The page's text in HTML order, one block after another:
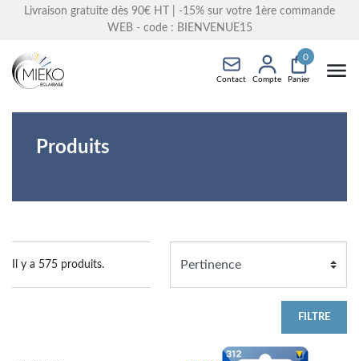
Livraison gratuite dès 90€ HT
| -15% sur votre 1ère commande
WEB - code : BIENVENUE15
Contact Compte Panier
0
Produits
Il y a 575 produits.
FILTRE